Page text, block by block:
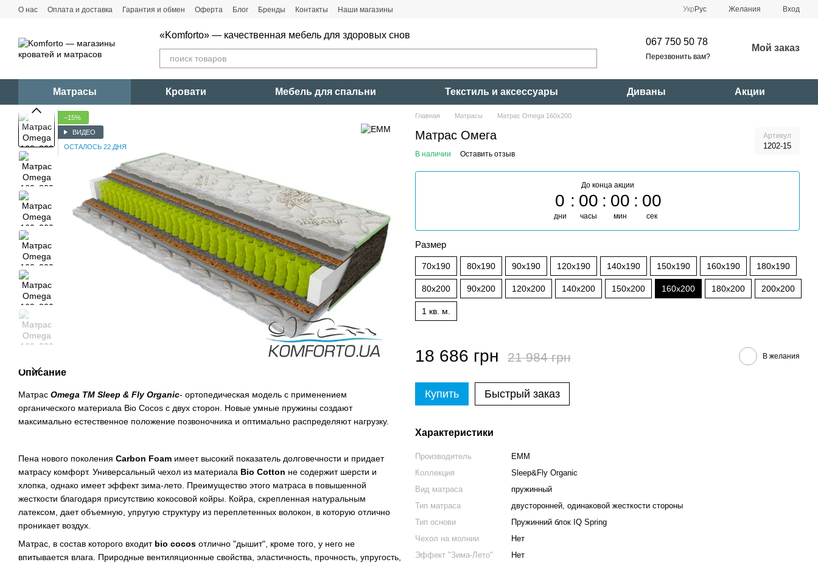
Перейти к основному контенту
О нас Оплата и доставка Гарантия и обмен Оферта Блог Бренды Контакты Наши магазины Укр Рус Желания Вход
«Komforto» — качественная мебель для здоровых снов
067 750 50 78
Перезвонить вам?
Мой заказ
Матрасы Кровати Мебель для спальни Текстиль и аксессуары Диваны Акции
−15%
ВИДЕО
ОСТАЛОСЬ 22 ДНЯ
Описание
Матрас Omega ТМ Sleep & Fly Organic- ортопедическая модель с применением
органического материала Bio Cocos с двух сторон. Новые умные пружины создают
максимально естественное положение позвоночника и оптимально распределяют нагрузку.
Пена нового поколения Carbon Foam имеет высокий показатель долговечности и придает
матрасу комфорт. Универсальный чехол из материала Bio Cotton не содержит шерсти и
хлопка, однако имеет эффект зима-лето. Преимущество этого матраса в повышенной
жесткости благодаря присутствию кокосовой койры. Койра, скрепленная натуральным
латексом, дает объемную, упругую структуру из переплетенных волокон, в которую отлично
проникает воздух.
Матрас, в состав которого входит bio cocos отлично "дышит", кроме того, у него не
впитывается влага. Природные вентиляционные свойства, эластичность, прочность, упругость,
Главная Матрасы Матрас Omega 160x200
Матраc Омега Артикул
1202-15
В наличии Оставить отзыв
До конца акции
0
дни
00
часы
00
мин
00
сек
Размер
70x190 80x190 90x190 120x190 140x190 150x190 160x190 180x190
80x200 90x200 120x200 140x200 150x200 160x200 180x200 200x200
1 кв. м.
18 686 грн 21 984 грн В желания
Купить Быстрый заказ
Характеристики
Производитель
EMM
Коллекция
Sleep&Fly Organic
Вид матраса
пружинный
Тип матраса
двусторонней, одинаковой жесткости стороны
Тип основи
Пружинний блок IQ Spring
Чехол на молнии
Нет
Эффект "Зима-Лето"
Нет